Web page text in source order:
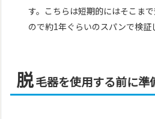
す。こちらは短期的にはそこま
ので約1年ぐらいのスパンで検証
脱毛器を使用する前に準